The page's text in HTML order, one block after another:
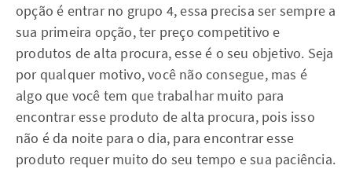
opção é entrar no grupo 4, essa precisa ser sempre a
sua primeira opção, ter preço competitivo e
produtos de alta procura, esse é o seu objetivo. Seja
por qualquer motivo, você não consegue, mas é
algo que você tem que trabalhar muito para
encontrar esse produto de alta procura, pois isso
não é da noite para o dia, para encontrar esse
produto requer muito do seu tempo e sua paciência.